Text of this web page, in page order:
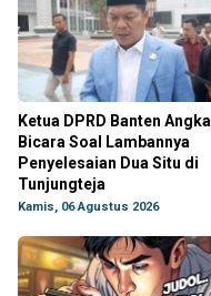
Ketua DPRD Banten Angka
Bicara Soal Lambannya
Penyelesaian Dua Situ di
Tunjungteja
Kamis, 06 Agustus 2026